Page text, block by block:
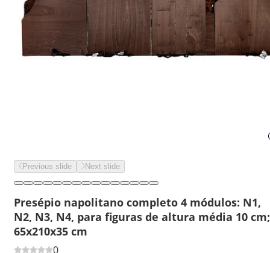
Previous slide Next slide
Presépio napolitano completo 4 módulos: N1,
N2, N3, N4, para figuras de altura média 10 cm;
65x210x35 cm
0